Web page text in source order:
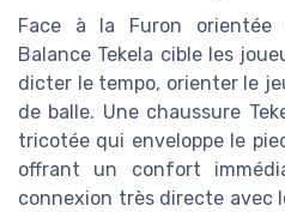
Face à la Furon orientée
Balance Tekela cible les
dicter le tempo, orienter le
de balle. Une chaussure
tricotée qui enveloppe le
offrant un confort
connexion très directe avec